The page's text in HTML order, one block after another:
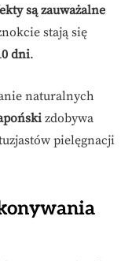
są zauważalne
stają się
dni.
naturalnych
zdobywa
pielęgnacji